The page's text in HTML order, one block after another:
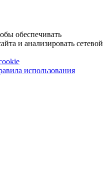
обеспечивать
и анализировать сетевой
использования